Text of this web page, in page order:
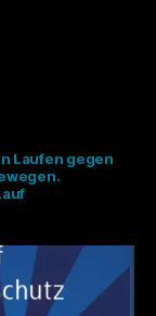
Laufen gegen